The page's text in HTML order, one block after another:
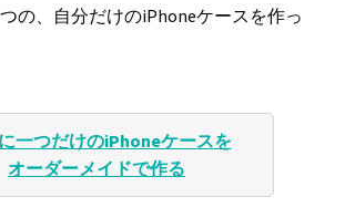
の、自分だけのiPhoneケースを作っ
一つだけのiPhoneケースを
オーダーメイドで作る